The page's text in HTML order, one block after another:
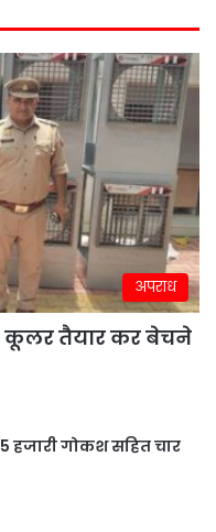
अपराध
तैयार कर बेचने
गोकश सहित चार